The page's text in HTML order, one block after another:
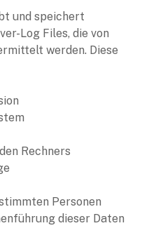
und speichert
Log Files, die von
werden. Diese
Rechners
Personen
dieser Daten